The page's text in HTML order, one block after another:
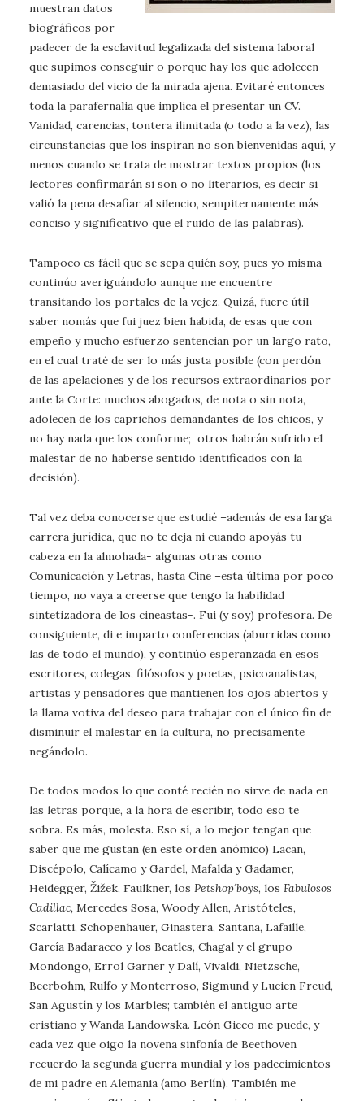
muestran datos
biográficos por
padecer de la esclavitud legalizada del sistema laboral
que supimos conseguir o porque hay los que adolecen
demasiado del vicio de la mirada ajena. Evitaré entonces
toda la parafernalia que implica el presentar un CV.
Vanidad, carencias, tontera ilimitada (o todo a la vez), las
circunstancias que los inspiran no son bienvenidas aquí, y
menos cuando se trata de mostrar textos propios (los
lectores confirmarán si son o no literarios, es decir si
valió la pena desafiar al silencio, sempiternamente más
conciso y significativo que el ruido de las palabras).
Tampoco es fácil que se sepa quién soy, pues yo misma
continúo averiguándolo aunque me encuentre
transitando los portales de la vejez. Quizá, fuere útil
saber nomás que fui juez bien habida, de esas que con
empeño y mucho esfuerzo sentencian por un largo rato,
en el cual traté de ser lo más justa posible (con perdón
de las apelaciones y de los recursos extraordinarios por
ante la Corte: muchos abogados, de nota o sin nota,
adolecen de los caprichos demandantes de los chicos, y
no hay nada que los conforme; otros habrán sufrido el
malestar de no haberse sentido identificados con la
decisión).
Tal vez deba conocerse que estudié –además de esa larga
carrera jurídica, que no te deja ni cuando apoyás tu
cabeza en la almohada- algunas otras como
Comunicación y Letras, hasta Cine –esta última por poco
tiempo, no vaya a creerse que tengo la habilidad
sintetizadora de los cineastas-. Fui (y soy) profesora. De
consiguiente, di e imparto conferencias (aburridas como
las de todo el mundo), y continúo esperanzada en esos
escritores, colegas, filósofos y poetas, psicoanalistas,
artistas y pensadores que mantienen los ojos abiertos y
la llama votiva del deseo para trabajar con el único fin de
disminuir el malestar en la cultura, no precisamente
negándolo.
De todos modos lo que conté recién no sirve de nada en
las letras porque, a la hora de escribir, todo eso te
sobra. Es más, molesta. Eso sí, a lo mejor tengan que
saber que me gustan (en este orden anómico) Lacan,
Discépolo, Calícamo y Gardel, Mafalda y Gadamer,
Heidegger, Žižek, Faulkner, los Petshop´boys, los Fabulosos
Cadillac, Mercedes Sosa, Woody Allen, Aristóteles,
Scarlatti, Schopenhauer, Ginastera, Santana, Lafaille,
García Badaracco y los Beatles, Chagal y el grupo
Mondongo, Errol Garner y Dalí, Vivaldi, Nietzsche,
Beerbohm, Rulfo y Monterroso, Sigmund y Lucien Freud,
San Agustín y los Marbles; también el antiguo arte
cristiano y Wanda Landowska. León Gieco me puede, y
cada vez que oigo la novena sinfonía de Beethoven
recuerdo la segunda guerra mundial y los padecimientos
de mi padre en Alemania (amo Berlín). También me